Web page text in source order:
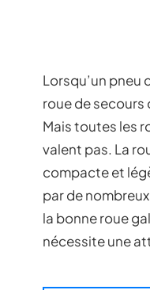
Lorsqu’un pneu
roue de
Mais toutes les
valent pas. La
compacte et
par de
la bonne roue
nécessite une